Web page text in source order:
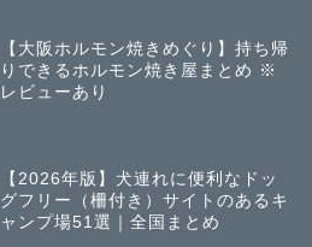
【大阪ホルモン焼きめぐり】持ち帰
りできるホルモン焼き屋まとめ ※
レビューあり
【2026年版】犬連れに便利なドッ
グフリー（柵付き）サイトのあるキ
ャンプ場51選｜全国まとめ